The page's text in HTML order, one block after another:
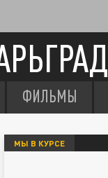
ФИЛЬМЫ
МЫ В КУРСЕ